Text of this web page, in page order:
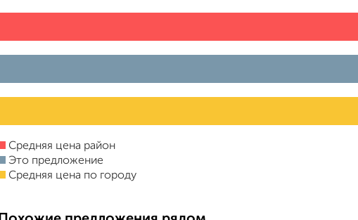
Средняя цена район
Это предложение
Средняя цена по городу